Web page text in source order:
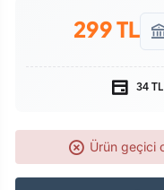
299TL
34 TL
Ürün geçici